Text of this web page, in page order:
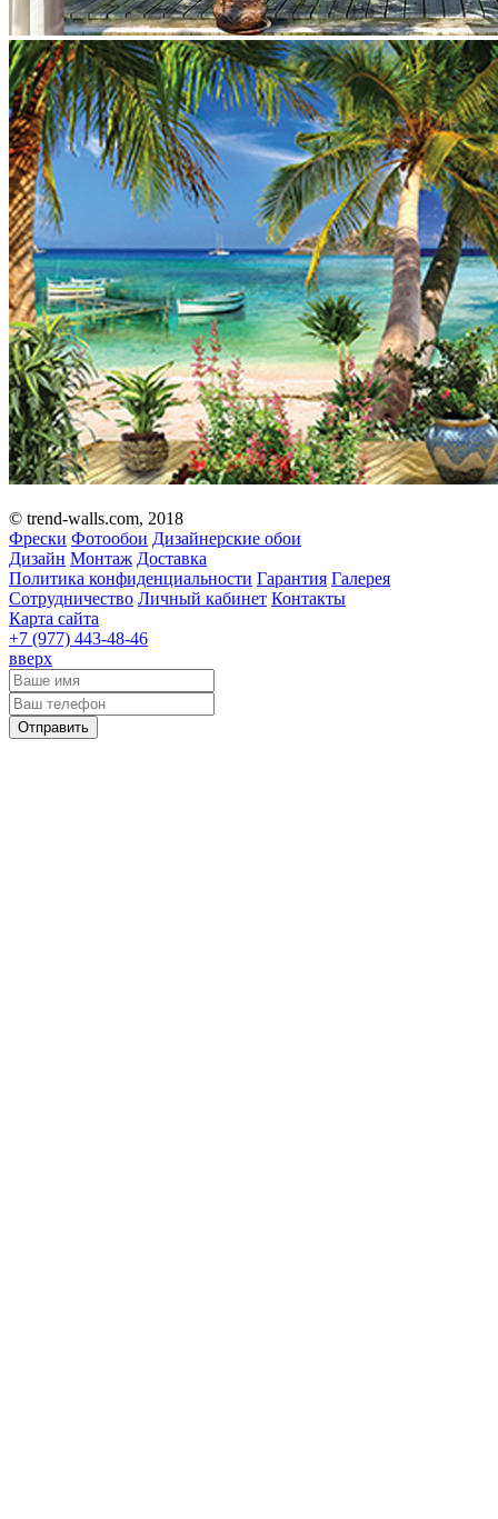
© trend-walls.com, 2018
Фрески Фотообои Дизайнерские обои
Дизайн Монтаж Доставка
Политика конфиденциальности Гарантия Галерея
Сотрудничество Личный кабинет Контакты
Карта сайта
+7 (977) 443-48-46
вверх